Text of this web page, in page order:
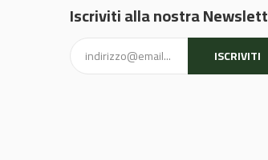
Iscriviti alla nostra
ISCRIVITI